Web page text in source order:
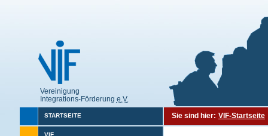
Vereinigung
Integrations-Förderung e.V.
STARTSEITE
VIF
Sie sind hier: VIF-Startseite